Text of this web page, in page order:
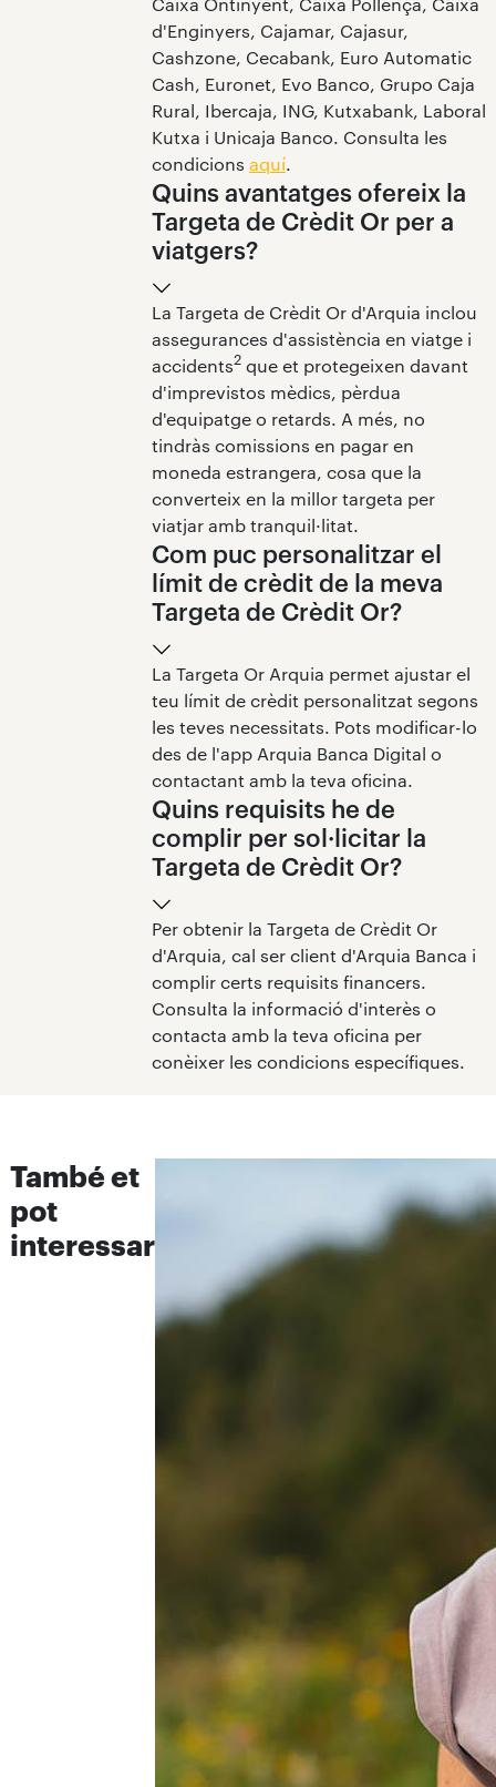
d'Enginyers, Cajamar, Cajasur,
Cashzone, Cecabank, Euro Automatic
Cash, Euronet, Evo Banco, Grupo Caja
Rural, Ibercaja, ING, Kutxabank, Laboral
Kutxa i Unicaja Banco. Consulta les
condicions aquí.
Quins avantatges ofereix la
Targeta de Crèdit Or per a
viatgers?
La Targeta de Crèdit Or d'Arquia inclou
assegurances d'assistència en viatge i
accidents2que et protegeixen davant
d'imprevistos mèdics, pèrdua
d'equipatge o retards. A més, no
tindràs comissions en pagar en
moneda estrangera, cosa que la
converteix en la millor targeta per
viatjar amb tranquil·litat.
Com puc personalitzar el
límit de crèdit de la meva
Targeta de Crèdit Or?
La Targeta Or Arquia permet ajustar el
teu límit de crèdit personalitzat segons
les teves necessitats. Pots modificar-lo
des de l'app Arquia Banca Digital o
contactant amb la teva oficina.
Quins requisits he de
complir per sol·licitar la
Targeta de Crèdit Or?
Per obtenir la Targeta de Crèdit Or
d'Arquia, cal ser client d'Arquia Banca i
complir certs requisits financers.
Consulta la informació d'interès o
contacta amb la teva oficina per
conèixer les condicions específiques.
També et
pot
interessar